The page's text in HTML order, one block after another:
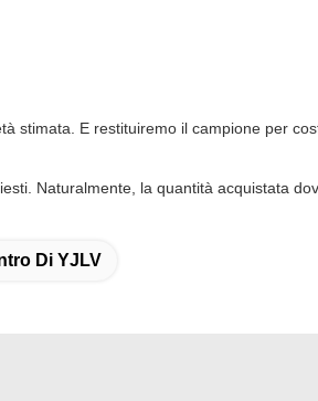
stimata. E restituiremo il campione per
Naturalmente, la quantità acquistata
Di YJLV